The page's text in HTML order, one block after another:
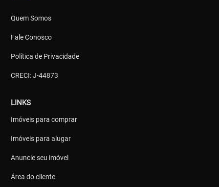
Quem Somos
Fale Conosco
Política de Privacidade
CRECI: J-44873
LINKS
Imóveis para comprar
Imóveis para alugar
Anuncie seu imóvel
Área do cliente